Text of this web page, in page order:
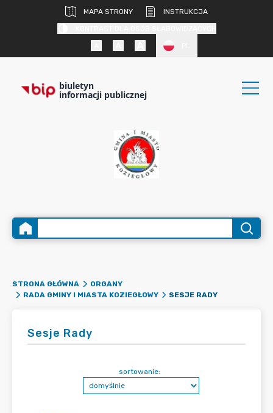
MAPA STRONY
INSTRUKCJA
biuletyn
informacji publicznej
STRONA GŁÓWNA
ORGANY
RADA GMINY I MIASTA KOZIEGŁOWY
SESJE RADY
Sesje Rady
sortowanie: